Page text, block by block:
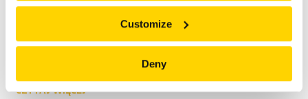
Customize
Deny
NAJBLIŻSZE WYDARZENIA: BAUMA 20258 KWIETNIA
2019 – 14 KWIETNIA 2019
CZYTAJ WIĘCEJ